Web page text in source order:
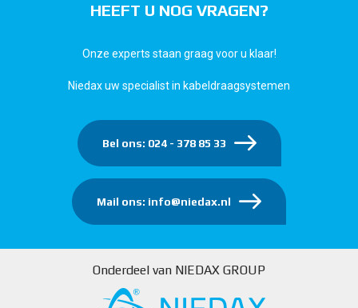
HEEFT U NOG VRAGEN?
Onze experts staan graag voor u klaar!
Niedax uw specialist in kabeldraagsystemen
Bel ons: 024 - 378 85 33
Mail ons: info@niedax.nl
Onderdeel van NIEDAX GROUP